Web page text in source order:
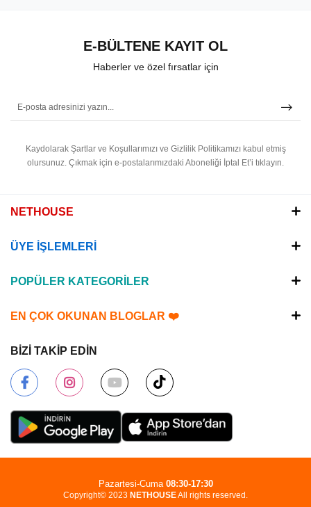
E-BÜLTENE KAYIT OL
Haberler ve özel fırsatlar için
Kaydolarak Şartlar ve Koşullarımızı ve Gizlilik Politikamızı kabul etmiş
olursunuz. Çıkmak için e-postalarımızdaki Aboneliği İptal Et’i tıklayın.
NETHOUSE
ÜYE İŞLEMLERİ
POPÜLER KATEGORİLER
EN ÇOK OKUNAN BLOGLAR ❤️
BİZİ TAKİP EDİN
Copyright© 2023 NETHOUSEAll rights reserved.
Pazartesi-Cuma 08:30-17:30